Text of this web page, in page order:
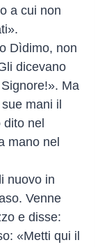
a cui non
Dìdimo, non
dicevano
Ma
mani il
nel
mano nel
nuovo in
Venne
e disse:
«Metti qui il